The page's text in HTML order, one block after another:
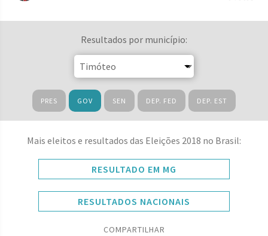
Resultados por município:
PRES GOV SEN DEP. FED DEP. EST
Mais eleitos e resultados das Eleições 2018 no Brasil:
RESULTADO EM MG
RESULTADOS NACIONAIS
COMPARTILHAR